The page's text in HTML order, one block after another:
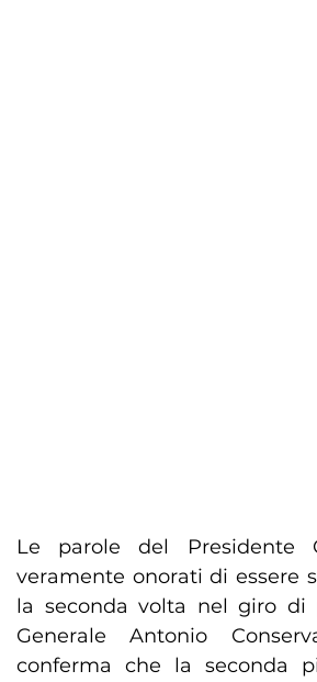
Le parole del Presidente
veramente onorati di essere
la seconda volta nel giro di
Generale Antonio
conferma che la seconda